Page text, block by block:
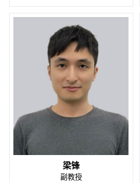
梁锋
副教授